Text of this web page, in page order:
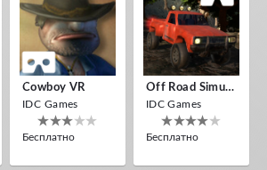
Cowboy VR
IDC Games
Бесплатно
Off Road Simulator VR
IDC Games
Бесплатно